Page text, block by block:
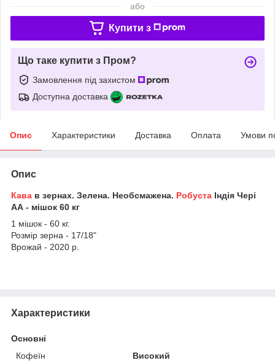
або
Купити з
Що таке купити з Пром?
Замовлення під захистом
Доступна доставка
Опис Характеристики Доставка Оплата Умови
Опис
Кава в зернах. Зелена. Необсмажена. Робуста Індія Чері
АА - мішок 60 кг
1 мішок - 60 кг.
Розмір зерна - 17/18"
Врожай - 2020 р.
Характеристики
Основні
Кофеїн
Високий